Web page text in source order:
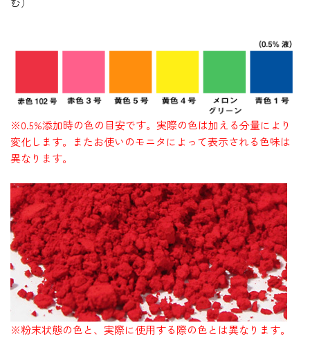
※0.5%添加時の色の目安です。実際の色は加える分量により
変化します。またお使いのモニタによって表示される色味は
異なります。
※粉末状態の色と、実際に使用する際の色とは異なります。